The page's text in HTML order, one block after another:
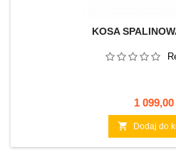
KOSA
Cena
1 099,00
 Dodaj do